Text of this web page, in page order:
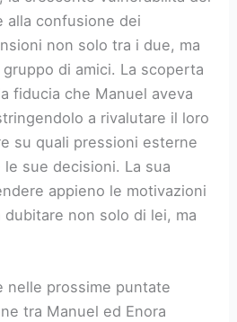
alla confusione dei
non solo tra i due, ma
gruppo di amici. La scoperta
fiducia che Manuel aveva
a rivalutare il loro
su quali pressioni esterne
sue decisioni. La sua
appieno le motivazioni
non solo di lei, ma
nelle prossime puntate
tra Manuel ed Enora